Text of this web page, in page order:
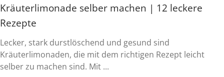
Kräuterlimonade selber machen | 12 leckere
Rezepte
Lecker, stark durstlöschend und gesund sind
Kräuterlimonaden, die mit dem richtigen Rezept leicht
selber zu machen sind. Mit ...